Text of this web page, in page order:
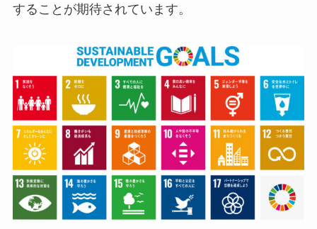
することが期待されています。